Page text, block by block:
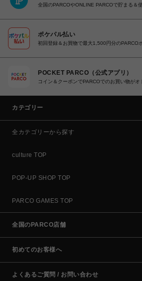
全国のPARCOやONLINE PARCOで貯まる＆
ポケパル払い
初回登録＆お買物で最大1,500円分のPARCO
POCKET PARCO（公式アプリ）
コイン＆クーポンでPARCOでのお買い物がオ
カテゴリー
全カテゴリーから探す
culture TOP
POP-UP SHOP TOP
PARCO GAMES TOP
全国のPARCO店舗
初めてのお客様へ
よくあるご質問 / お問い合わせ